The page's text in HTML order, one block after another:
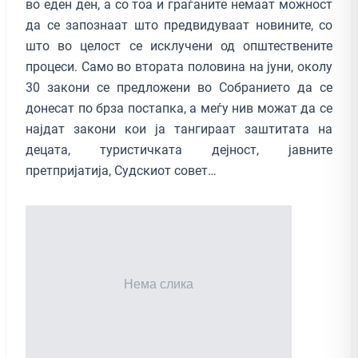
во еден ден, а со тоа и граѓаните немаат можност
да се запознаат што предвидуваат новините, со
што во целост се исклучени од општествените
процеси. Само во втората половина на јуни, околу
30 закони се предложени во Собранието да се
донесат по брза постапка, а меѓу нив можат да се
најдат закони кои ја тангираат заштитата на
децата, туристичката дејност, јавните
претпријатија, Судскиот совет…